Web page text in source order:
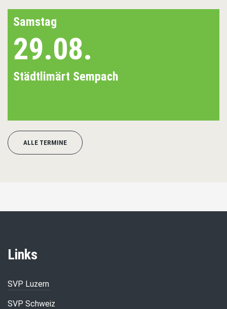
Samstag
29.08.
Städtlimärt Sempach
ALLE TERMINE
Links
SVP Luzern
SVP Schweiz